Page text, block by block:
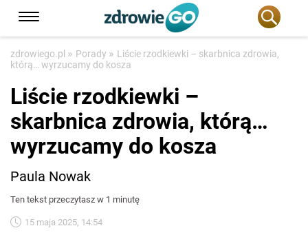
zdrowiego.pl » Porady » Liście rzodkiewki – skarbnica zdrowia,
którą… wyrzucamy do kosza
Liście rzodkiewki –
skarbnica zdrowia, którą…
wyrzucamy do kosza
Paula Nowak
Ten tekst przeczytasz w 1 minutę
15 maja 2025, 14:54